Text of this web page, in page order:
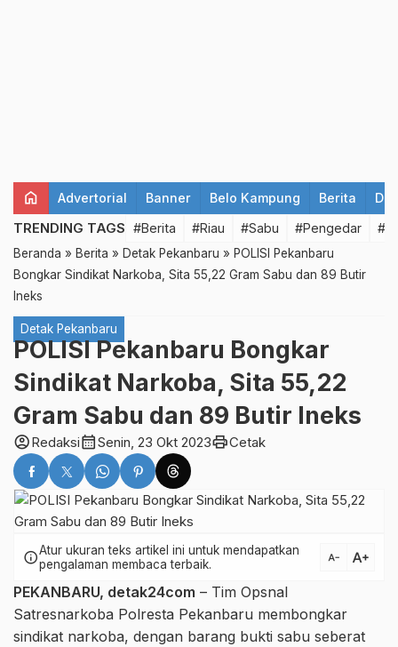
home Advertorial Banner Belo Kampung Berita
TRENDING TAGS #Berita #Riau #Sabu #Pengedar
Beranda » Berita » Detak Pekanbaru » POLISI Pekanbaru
Bongkar Sindikat Narkoba, Sita 55,22 Gram Sabu dan 89 Butir
Ineks
Detak Pekanbaru
POLISI Pekanbaru Bongkar
Sindikat Narkoba, Sita 55,22
Gram Sabu dan 89 Butir Ineks
account_circleRedaksicalendar_monthSenin, 23 Okt 2023printCetak
infoAtur ukuran teks artikel ini untuk mendapatkan
pengalaman membaca terbaik.
text_decrease text_increase
PEKANBARU, detak24com – Tim Opsnal
Satresnarkoba Polresta Pekanbaru membongkar
sindikat narkoba, dengan barang bukti sabu seberat